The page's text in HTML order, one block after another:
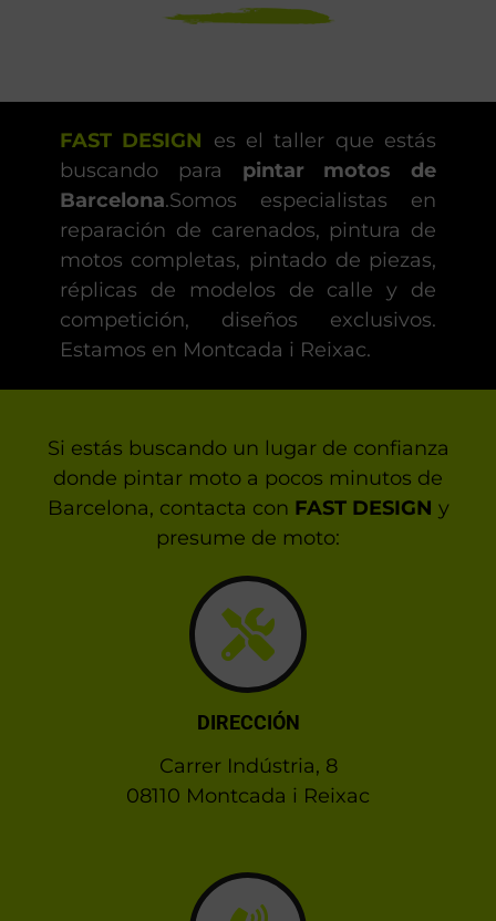
FAST DESIGN es el taller que estás
buscando para pintar motos de
Barcelona.Somos especialistas en
reparación de carenados, pintura de
motos completas, pintado de piezas,
réplicas de modelos de calle y de
competición, diseños exclusivos.
Estamos en Montcada i Reixac.
Si estás buscando un lugar de confianza
donde pintar moto a pocos minutos de
Barcelona, contacta con FAST DESIGN y
presume de moto:
DIRECCIÓN
Carrer Indústria, 8
08110 Montcada i Reixac